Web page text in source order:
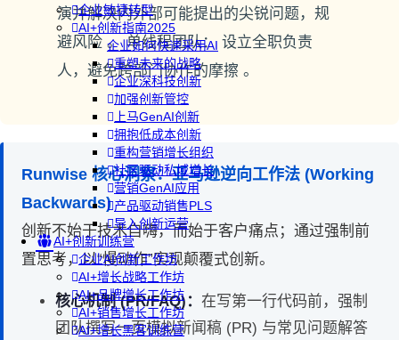
企业敏捷转型
AI+创新指南2025
企业如何快速采用AI
重塑未来的战略
企业深科技创新
加强创新管控
上马GenAI创新
拥抱低成本创新
重构营销增长组织
社区驱动私域增长
营销GenAI应用
产品驱动销售PLS
导入创新运营
AI+创新训练营
企业AI创新工作坊
AI+增长战略工作坊
AI+品牌增长工作坊
AI+销售增长工作坊
AI+增长黑客训练营
演并解决内外部可能提出的尖锐问题，规
避风险 。 单线程团队： 设立全职负责
人，避免跨部门协作的摩擦 。
Runwise 核心洞察：亚马逊逆向工作法 (Working
Backwards)
创新不始于技术自嗨，而始于客户痛点；通过强制前
置思考，以“慢动作”实现颠覆式创新。
核心机制 (PR/FAQ)： 在写第一行代码前，强制
团队撰写一页模拟新闻稿 (PR) 与常见问题解答